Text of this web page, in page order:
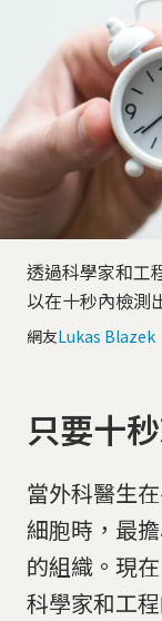
透過科學家和工
以在十秒內檢測
網友Lukas Blazek
只要十
當外科醫生
細胞時，最
的組織。現
科學家和工